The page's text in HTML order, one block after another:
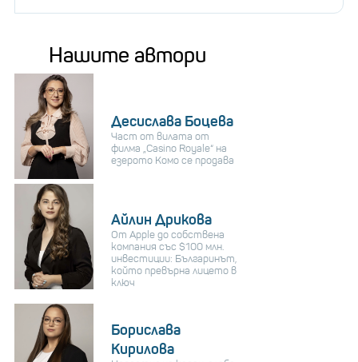
Нашите автори
Десислава Боцева
Част от вилата от
филма „Casino Royale“ на
езерото Комо се продава
Айлин Дрикова
От Apple до собствена
компания със $100 млн.
инвестиции: Българинът,
който превърна лицето в
ключ
Борислава
Кирилова